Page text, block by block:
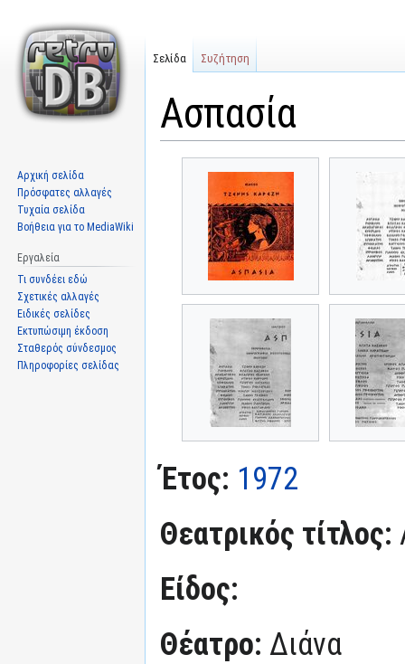
Ασπασία
πλοήγηση
αναζήτηση
Έτος: 1972
Θεατρικός τίτλος:
Είδος:
Θέατρο: Διάνα
Σελίδα Συζήτηση
Αρχική σελίδα
Πρόσφατες αλλαγές
Τυχαία σελίδα
Βοήθεια για το MediaWiki
Εργαλεία
Τι συνδέει εδώ
Σχετικές αλλαγές
Ειδικές σελίδες
Εκτυπώσιμη έκδοση
Σταθερός σύνδεσμος
Πληροφορίες σελίδας